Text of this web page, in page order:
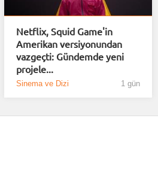
Netflix, Squid Game'in
Amerikan versiyonundan
vazgeçti: Gündemde yeni
projele...
Sinema ve Dizi 1 gün